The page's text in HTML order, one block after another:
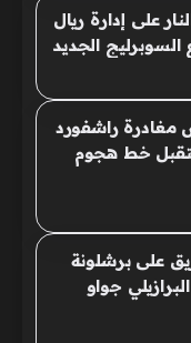
على إدارة ريال
الجديد
راشفورد
خط هجوم
على برشلونة
جواو